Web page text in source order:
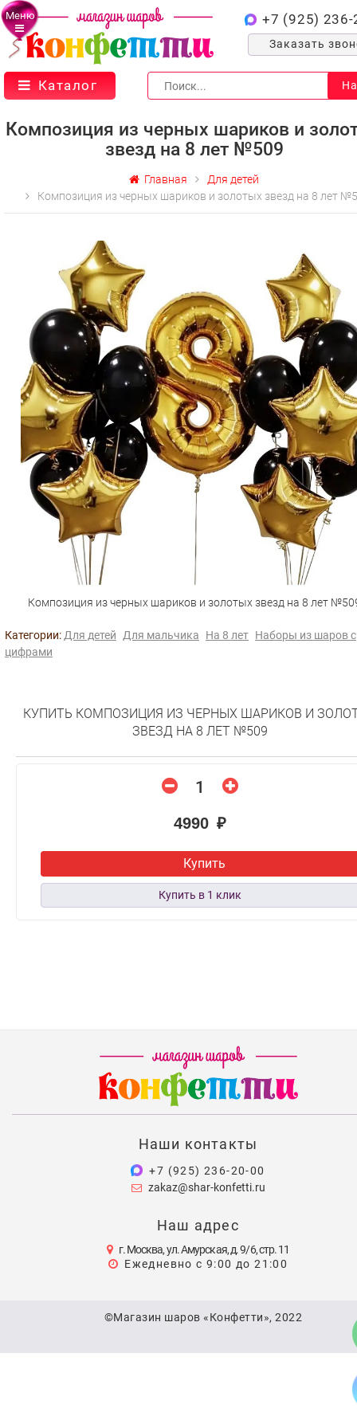
Меню +7 (925) 236-
Заказать
Каталог
Композиция из черных шариков и
звезд на 8 лет №509
Главная
Для детей
Композиция из черных шариков и золотых звезд на 8 лет
Композиция из черных шариков и золотых звезд на 8 лет
Категории: Для детей Для мальчика На 8 лет Наборы из шаров с
цифрами
КУПИТЬ КОМПОЗИЦИЯ ИЗ ЧЕРНЫХ ШАРИКОВ И
ЗВЕЗД НА 8 ЛЕТ №509
4990 ₽
Купить
Наши контакты
+7 (925) 236-20-00
zakaz@shar-konfetti.ru
Наш адрес
г. Москва, ул. Амурская, д. 9/6, стр. 11
Ежедневно с 9:00 до 21:00
©Магазин шаров «Конфетти», 2022